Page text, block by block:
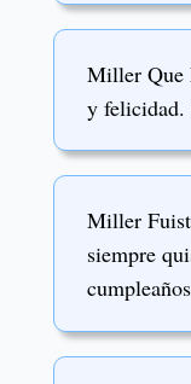
Miller Que
y felicidad.
Miller
siempre